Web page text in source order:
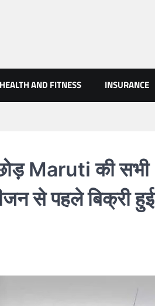
HEALTH AND FITNESS INSURANCE
Maruti की सभी
से पहले बिक्री हुई